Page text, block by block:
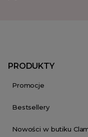
PRODUKTY
Promocje
Bestsellery
Nowości w butiku